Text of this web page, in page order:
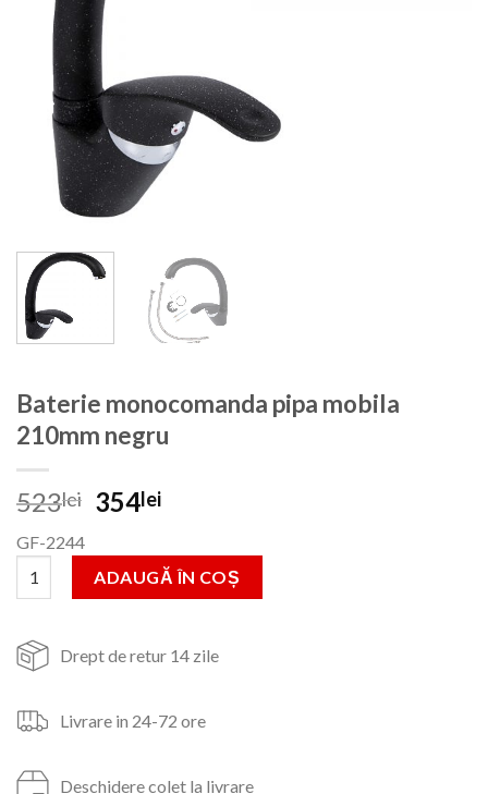
Baterie monocomanda pipa mobila
210mm negru
523lei Prețul
a
fost:
523lei.
354leiPrețul
este:
354lei.
GF-2244
Cantitate Baterie monocomanda pipa mobila 210mm negru
ADAUGĂ ÎN COȘ
Drept de retur 14 zile
Livrare in 24-72 ore
Deschidere colet la livrare